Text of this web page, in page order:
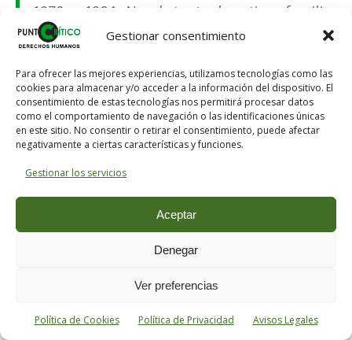
Gestionar consentimiento
Para ofrecer las mejores experiencias, utilizamos tecnologías como las
cookies para almacenar y/o acceder a la información del dispositivo. El
consentimiento de estas tecnologías nos permitirá procesar datos
como el comportamiento de navegación o las identificaciones únicas
en este sitio. No consentir o retirar el consentimiento, puede afectar
negativamente a ciertas características y funciones.
Gestionar los servicios
Aceptar
Denegar
Ver preferencias
Política de Cookies Política de Privacidad Avisos Legales
1970 a 1984. No obstante, la estirpe familiar
no terminó ahí ya que su hijo
José María
presidente delBanco Guipuzcoanohasta
1999. En 2010, este banco fue absorbido por
elBanco Sabadell.
Tras la construcción de la carretera,
diferentes siempre bajo el amparo del
régimen.José Banús, conocido como el
constructor del régimen, es el artífice
barrios emblemáticos de Madrid
urbanizó una gran extensión de terreno, y de